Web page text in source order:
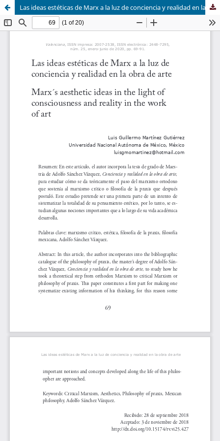
Las ideas estéticas de Marx a la luz de conciencia y realidad en la obra de arte